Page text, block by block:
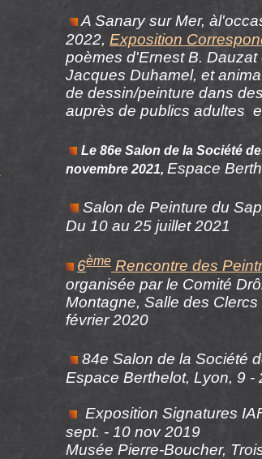
A Sanary sur Mer,
2022, Exposition
poèmes d'Ernest B. Dauzat
Jacques Duhamel, et
de dessin/peinture dans
auprès de publics adultes
Le 86e Salon de la Société
novembre 2021, Espace
Salon de Peinture du
Du 10 au 25 juillet 2021
6ème Rencontre des
organisée par le Comité
Montagne, Salle des Clercs
février 2020
84e Salon de la Société
Espace Berthelot, Lyon, 9 -
Exposition Signatures
sept. - 10 nov2019
Musée Pierre-Boucher,